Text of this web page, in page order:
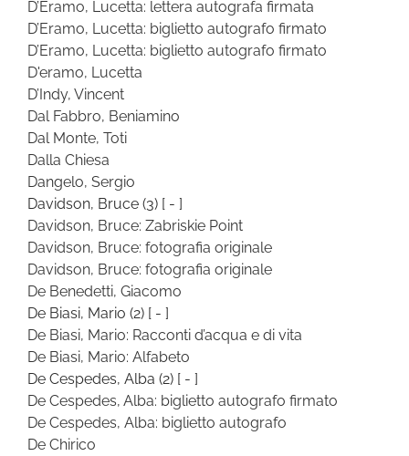
D’Eramo, Lucetta: lettera autografa firmata
D’Eramo, Lucetta: biglietto autografo firmato
D’Eramo, Lucetta: biglietto autografo firmato
D'eramo, Lucetta
D’Indy, Vincent
Dal Fabbro, Beniamino
Dal Monte, Toti
Dalla Chiesa
Dangelo, Sergio
Davidson, Bruce (3) [ - ]
Davidson, Bruce: Zabriskie Point
Davidson, Bruce: fotografia originale
Davidson, Bruce: fotografia originale
De Benedetti, Giacomo
De Biasi, Mario (2) [ - ]
De Biasi, Mario: Racconti d’acqua e di vita
De Biasi, Mario: Alfabeto
De Cespedes, Alba (2) [ - ]
De Cespedes, Alba: biglietto autografo firmato
De Cespedes, Alba: biglietto autografo
De Chirico